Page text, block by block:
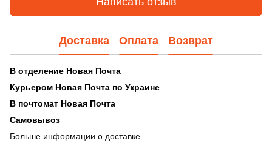
Доставка Оплата Возврат
В отделение Новая Почта
Курьером Новая Почта по Украине
В почтомат Новая Почта
Самовывоз
Больше информации о доставке